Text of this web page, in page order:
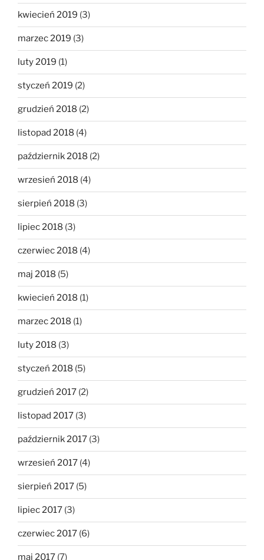
kwiecień 2019 (3)
marzec 2019 (3)
luty 2019 (1)
styczeń 2019 (2)
grudzień 2018 (2)
listopad 2018 (4)
październik 2018 (2)
wrzesień 2018 (4)
sierpień 2018 (3)
lipiec 2018 (3)
czerwiec 2018 (4)
maj 2018 (5)
kwiecień 2018 (1)
marzec 2018 (1)
luty 2018 (3)
styczeń 2018 (5)
grudzień 2017 (2)
listopad 2017 (3)
październik 2017 (3)
wrzesień 2017 (4)
sierpień 2017 (5)
lipiec 2017 (3)
czerwiec 2017 (6)
maj 2017 (7)